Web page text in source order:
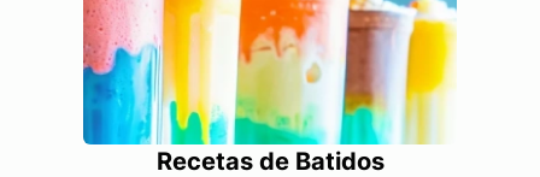
Recetas de Batidos